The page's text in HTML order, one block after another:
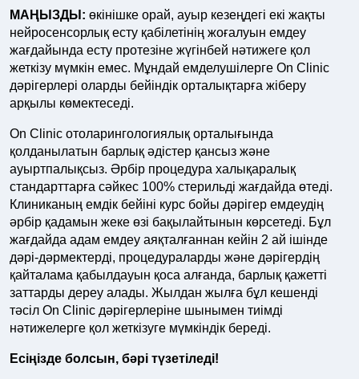
МАҢЫЗДЫ: өкінішке орай, ауыр кезеңдегі екі жақты
нейросенсорлық есту қабілетінің жоғалуын емдеу
жағдайында есту протезіне жүгінбей нәтижеге қол
жеткізу мүмкін емес. Мұндай емделушілерге On Clinic
дәрігерлері оларды бейіндік орталықтарға жіберу
арқылы көмектеседі.
On Clinic отоларингологиялық орталығында
қолданылатын барлық әдістер қансыз және
ауыртпалықсыз. Әрбір процедура халықаралық
стандарттарға сәйкес 100% стерильді жағдайда өтеді.
Клиниканың емдік бейіні курс бойы дәрігер емдеудің
әрбір қадамын жеке өзі бақылайтынын көрсетеді. Бұл
жағдайда адам емдеу аяқталғаннан кейін 2 ай ішінде
дәрі-дәрмектерді, процедураларды және дәрігердің
қайталама қабылдауын қоса алғанда, барлық қажетті
заттарды дереу алады. Жылдан жылға бұл кешенді
тәсіл On Clinic дәрігерлеріне шынымен тиімді
нәтижелерге қол жеткізуге мүмкіндік береді.
Есіңізде болсын, бәрі түзетіледі!